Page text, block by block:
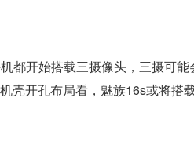
都开始搭载三摄像头，三摄可能
开孔布局看，魅族16s或将搭载